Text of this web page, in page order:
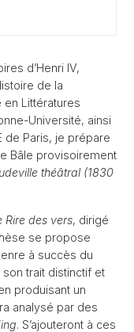
d’Henri IV,
de la
en Littératures
Université, ainsi
de Paris, je prépare
Bâle provisoirement
théâtral (1830
Rire des vers, dirigé
se propose
à succès du
trait distinctif et
produisant un
analysé par des
. S’ajouteront à ces